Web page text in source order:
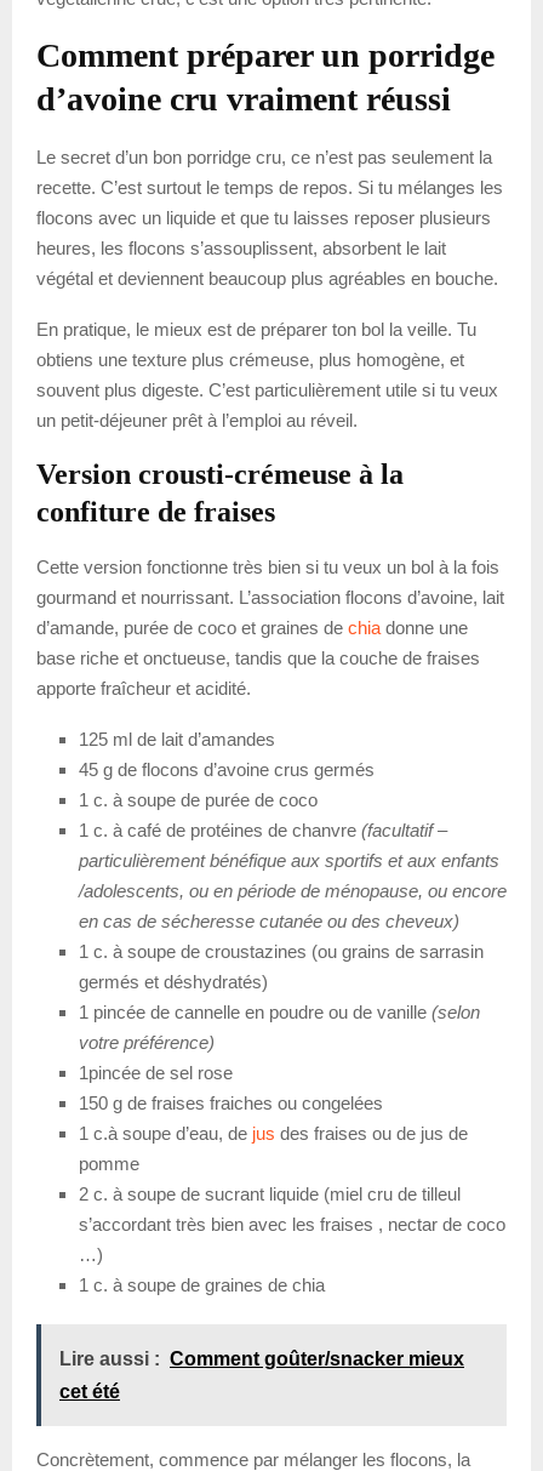
Comment préparer un porridge
d’avoine cru vraiment réussi
Le secret d’un bon porridge cru, ce n’est pas seulement la
recette. C’est surtout le temps de repos. Si tu mélanges les
flocons avec un liquide et que tu laisses reposer plusieurs
heures, les flocons s’assouplissent, absorbent le lait
végétal et deviennent beaucoup plus agréables en bouche.
En pratique, le mieux est de préparer ton bol la veille. Tu
obtiens une texture plus crémeuse, plus homogène, et
souvent plus digeste. C’est particulièrement utile si tu veux
un petit-déjeuner prêt à l’emploi au réveil.
Version crousti-crémeuse à la
confiture de fraises
Cette version fonctionne très bien si tu veux un bol à la fois
gourmand et nourrissant. L’association flocons d’avoine, lait
d’amande, purée de coco et graines de chia donne une
base riche et onctueuse, tandis que la couche de fraises
apporte fraîcheur et acidité.
125 ml de lait d’amandes
45 g de flocons d’avoine crus germés
1 c. à soupe de purée de coco
1 c. à café de protéines de chanvre (facultatif –
particulièrement bénéfique aux sportifs et aux enfants
/adolescents, ou en période de ménopause, ou encore
en cas de sécheresse cutanée ou des cheveux)
1 c. à soupe de croustazines (ou grains de sarrasin
germés et déshydratés)
1 pincée de cannelle en poudre ou de vanille (selon
votre préférence)
1pincée de sel rose
150 g de fraises fraiches ou congelées
1 c.à soupe d’eau, de jus des fraises ou de jus de
pomme
2 c. à soupe de sucrant liquide (miel cru de tilleul
s’accordant très bien avec les fraises , nectar de coco
…)
1 c. à soupe de graines de chia
Lire aussi : Comment goûter/snacker mieux
cet été
Concrètement, commence par mélanger les flocons, la